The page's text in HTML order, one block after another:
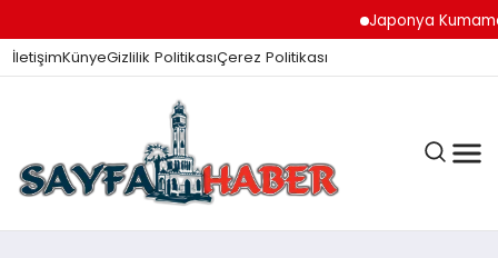
Japonya Kumamoto
İletişimKünyeGizlilik PolitikasıÇerez Politikası